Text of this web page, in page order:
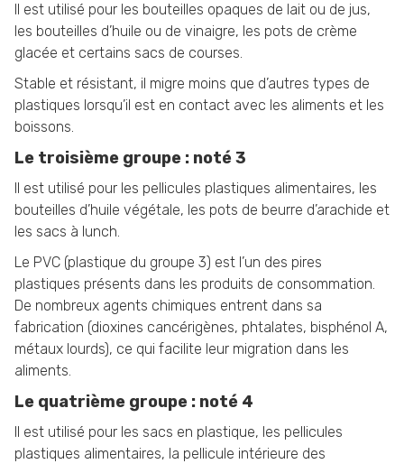
Il est utilisé pour les bouteilles opaques de lait ou de jus,
les bouteilles d’huile ou de vinaigre, les pots de crème
glacée et certains sacs de courses.
Stable et résistant, il migre moins que d’autres types de
plastiques lorsqu’il est en contact avec les aliments et les
boissons.
Le troisième groupe : noté 3
Il est utilisé pour les pellicules plastiques alimentaires, les
bouteilles d’huile végétale, les pots de beurre d’arachide et
les sacs à lunch.
Le PVC (plastique du groupe 3) est l’un des pires
plastiques présents dans les produits de consommation.
De nombreux agents chimiques entrent dans sa
fabrication (dioxines cancérigènes, phtalates, bisphénol A,
métaux lourds), ce qui facilite leur migration dans les
aliments.
Le quatrième groupe : noté 4
Il est utilisé pour les sacs en plastique, les pellicules
plastiques alimentaires, la pellicule intérieure des